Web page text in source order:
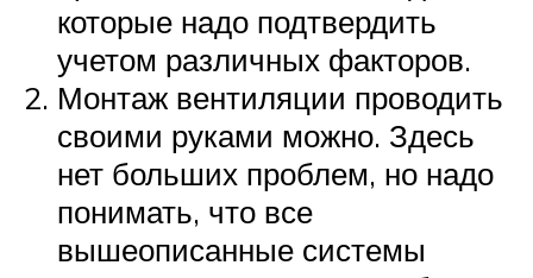
которые надо подтвердить
учетом различных факторов.
Монтаж вентиляции проводить
своими руками можно. Здесь
нет больших проблем, но надо
понимать, что все
вышеописанные системы